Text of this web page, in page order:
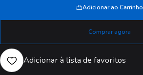
Adicionar ao Carrinho
Comprar agora
Adicionar à lista de favoritos